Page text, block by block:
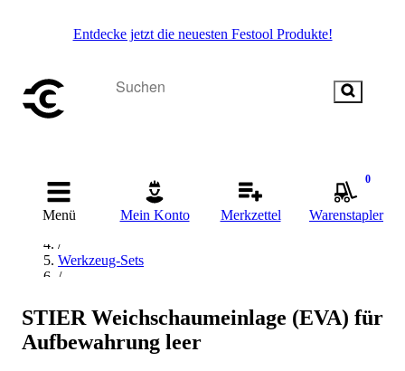
Entdecke jetzt die neuesten Festool Produkte!
Menü Mein Konto Merkzettel
0
Warenstapler
Startseite
/
/
Werkzeug-Sets
/
/
STIER Weichschaumeinlagen leer
STIER Weichschaumeinlage (EVA) für
Aufbewahrung leer